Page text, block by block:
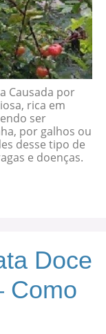
Causada por
rica em
ser
por galhos ou
desse tipo de
e doenças.
Doce
Como